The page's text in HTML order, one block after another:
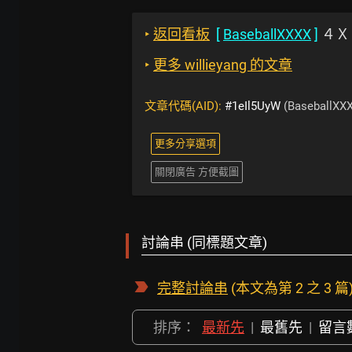
‣ 返回看板 [ BaseballXXXX] ４Ｘ
‣ 更多 willieyang 的文章
文章代碼(AID): #1eIl5UyW
更多分享選項
關閉廣告 方便截圖
討論串 (同標題文章)
完整討論串 (本文為第 2 之 3 篇)
排序： 最新先 | 最舊先 | 留言